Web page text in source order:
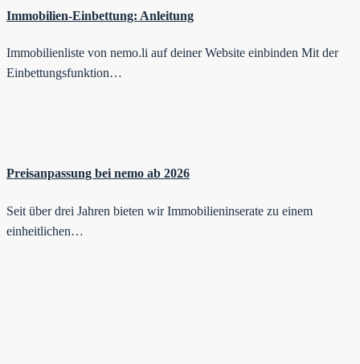
Immobilien-Einbettung: Anleitung
Immobilienliste von nemo.li auf deiner Website einbinden Mit der
Einbettungsfunktion…
Preisanpassung bei nemo ab 2026
Seit über drei Jahren bieten wir Immobilieninserate zu einem
einheitlichen…